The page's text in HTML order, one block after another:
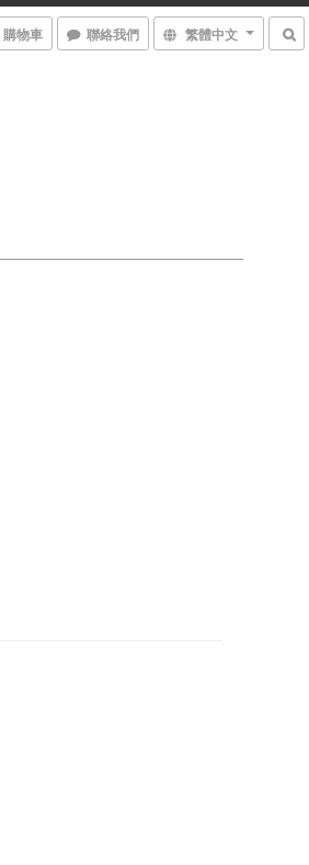
購物車 聯絡我們 繁體中文